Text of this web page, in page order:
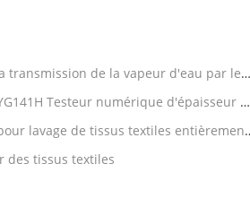
transmission de la vapeur d'eau par le
Testeur numérique d'épaisseur de
lavage de tissus textiles entièrement
des tissus textiles